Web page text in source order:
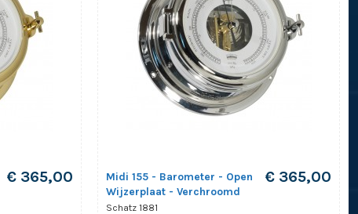
€ 365,00
Midi 155 - Barometer - Open
Wijzerplaat - Verchroomd
Schatz 1881
€ 365,00